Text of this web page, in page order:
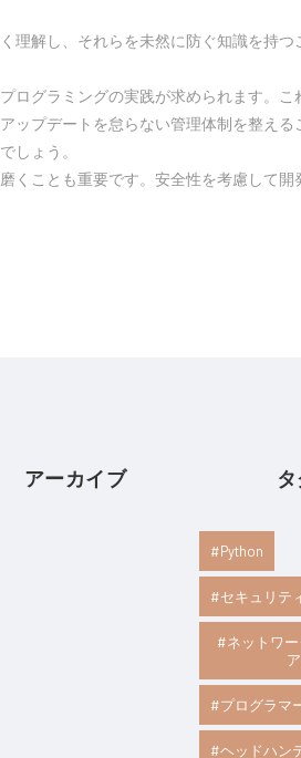
理解し、それらを未然に防ぐ知識を持
グラミングの実践が求められます。
ップデートを怠らない管理体制を整え
しょう。
くことも重要です。安全性を考慮して
アーカイブ
Python
セキュリテ
ネットワ
ア
プログラマ
ヘッドハン